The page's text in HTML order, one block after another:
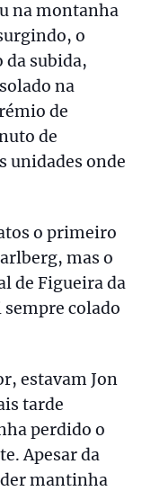
na montanha
o
subida,
na
de
de
unidades onde
o primeiro
mas o
de Figueira da
colado
estavam Jon
tarde
perdido o
Apesar da
mantinha